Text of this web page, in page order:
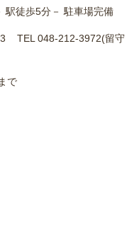
駅徒歩5分－ 駐車場完備
TEL 048-212-3972(留守
で